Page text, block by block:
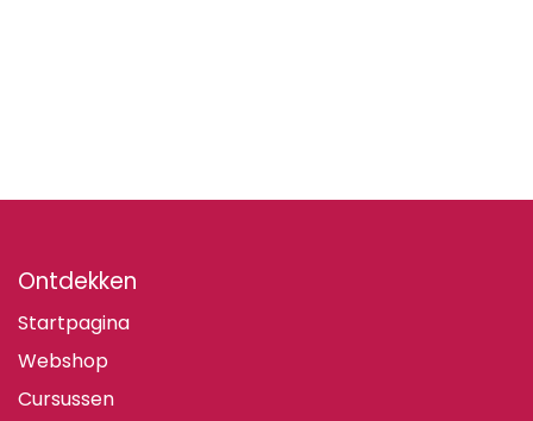
Ontdekken
Startpagina
Webshop
Cursussen